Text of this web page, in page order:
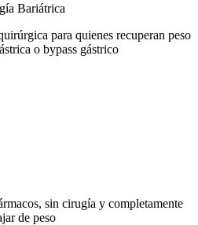
Bariátrica
para quienes recuperan peso
o bypass gástrico
sin cirugía y completamente
de peso